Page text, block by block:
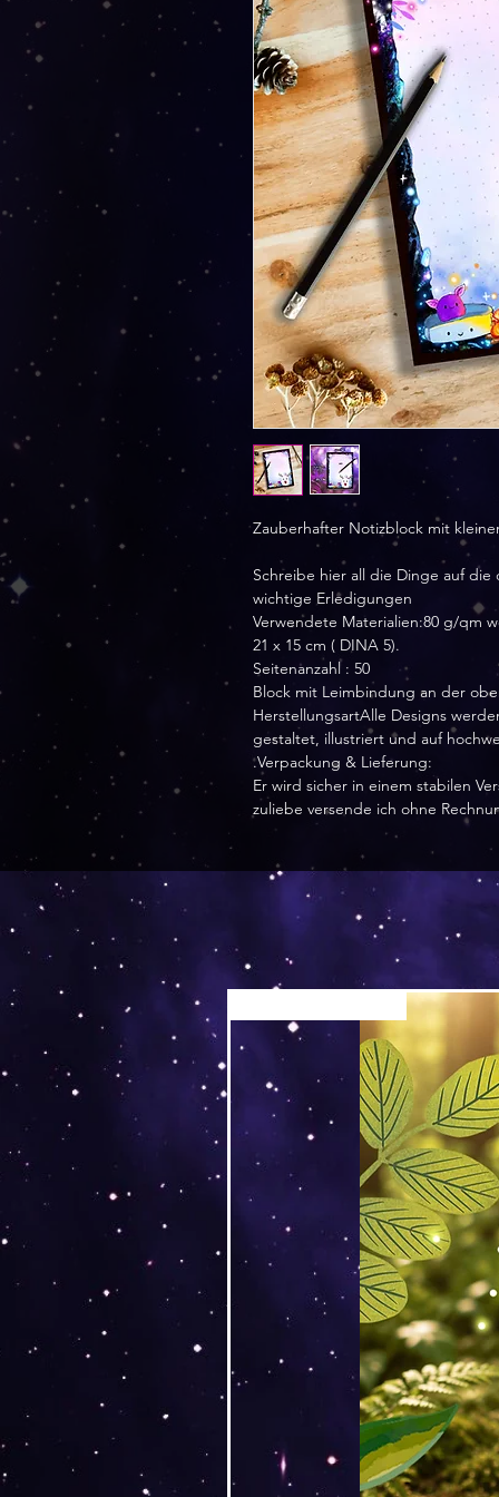
Zauberhafter Notizblock mit
Schreibe hier all die Dinge auf
wichtige Erledigungen
Verwendete Materialien:80 g/qm
21 x 15 cm ( DINA 5).
Seitenanzahl : 50
Block mit Leimbindung an der
HerstellungsartAlle Designs
gestaltet, illustriert und auf
.Verpackung & Lieferung:
Er wird sicher in einem stabilen
zuliebe versende ich ohne